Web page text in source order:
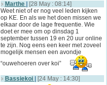
Marthe
[28 May : 08:14]
Weet niet of er nog veel leden kijken
op KE. En als we het doen missen we
elkaar door de lage frequentie. Wie
doet er mee om op dinsdag 1
september tussen 19 en 20 uur online
te zijn. Nog eens een keer met zoveel
mogelijk mensen een avondje
“ouwehoeren over koi”
Bassiekoi [24 May : 14:30]